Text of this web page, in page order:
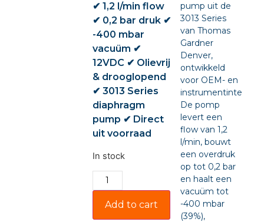
✔ 1,2 l/min flow
✔ 0,2 bar druk ✔
-400 mbar
vacuüm ✔
12VDC ✔ Olievrij
& drooglopend
✔ 3013 Series
diaphragm
pump ✔ Direct
uit voorraad
In stock
Add to cart
pump uit de
3013 Series
van Thomas
Gardner
Denver,
ontwikkeld
voor OEM- en
De pomp
levert een
flow van 1,2
l/min, bouwt
een overdruk
op tot 0,2 bar
en haalt een
vacuüm tot
-400 mbar
(39%),